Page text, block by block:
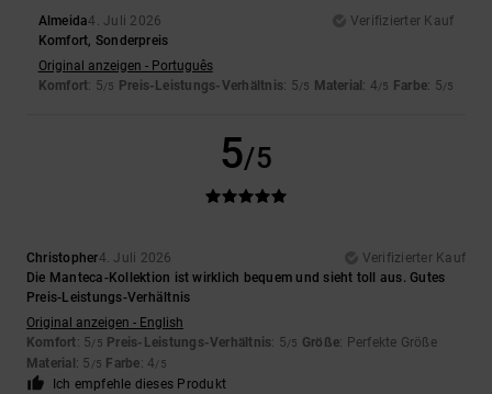
Almeida4. Juli 2026
Verifizierter Kauf
Komfort, Sonderpreis
Original anzeigen - Português
Komfort: 5/5 Preis-Leistungs-Verhältnis: 5/5 Material : 4/5 Farbe: 5/5
5/5
Christopher4. Juli 2026
Verifizierter Kauf
Die Manteca-Kollektion ist wirklich bequem und sieht toll aus. Gutes
Preis-Leistungs-Verhältnis
Original anzeigen - English
Komfort: 5/5 Preis-Leistungs-Verhältnis: 5/5 Größe: Perfekte Größe
Material : 5 /5 Farbe: 4/5
Ich empfehle dieses Produkt